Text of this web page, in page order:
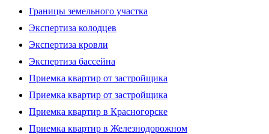
Границы земельного участка
Экспертиза колодцев
Экспертиза кровли
Экспертиза бассейна
Приемка квартир от застройщика
Приемка квартир от застройщика
Приемка квартир в Красногорске
Приемка квартир в Железнодорожном